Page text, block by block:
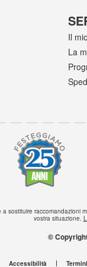
Il
La
Accessibilità
©
raccomandazioni
vostra situazione.